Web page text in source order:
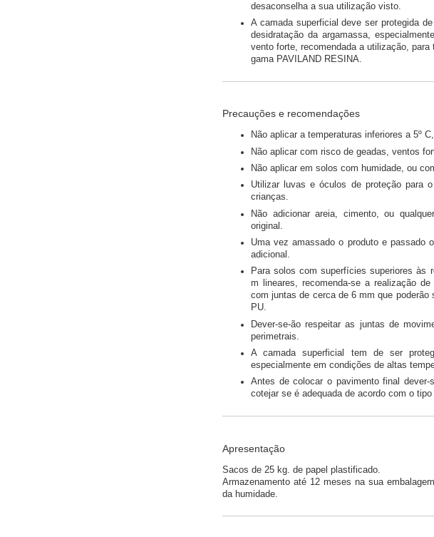
desaconselha a sua utilização visto.
A camada superficial deve ser protegida
desidratação da argamassa,
vento forte, recomendada a utilização,
gama PAVILAND RESINA.
Precauções e recomendações
Não aplicar a temperaturas inferiores a 5º
Não aplicar com risco de geadas, ventos
Não aplicar em solos com humidade, ou
Utilizar luvas e óculos de proteção para
crianças.
Não adicionar areia, cimento, ou
original.
Uma vez amassado o produto e passado
adicional.
Para solos com superfícies superiores às
m lineares, recomenda-se a realização
com juntas de cerca de 6 mm que
PU.
Dever-se-ão respeitar as juntas de
perimetrais.
A camada superficial tem de ser
especialmente em condições de altas
Antes de colocar o pavimento final
cotejar se é adequada de acordo com o
Apresentação
Sacos de 25 kg. de papel plastificado.
Armazenamento até 12 meses na sua
da humidade.